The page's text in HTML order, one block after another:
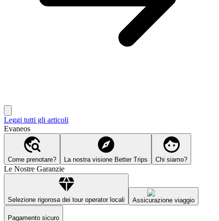
Leggi tutti gli articoli
Evaneos
Come prenotare? La nostra visione Better Trips Chi siamo?
Le Nostre Garanzie
Selezione rigorosa dei tour operator locali Assicurazione viaggio
Pagamento sicuro